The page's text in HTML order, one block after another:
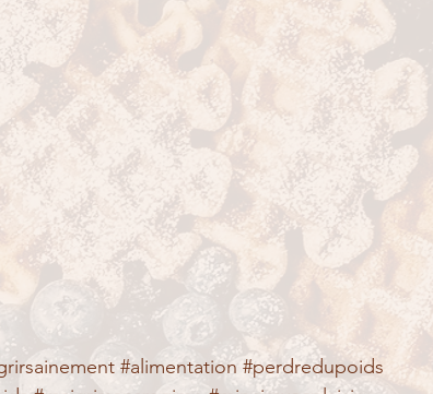
#alimentation #perdredupoids